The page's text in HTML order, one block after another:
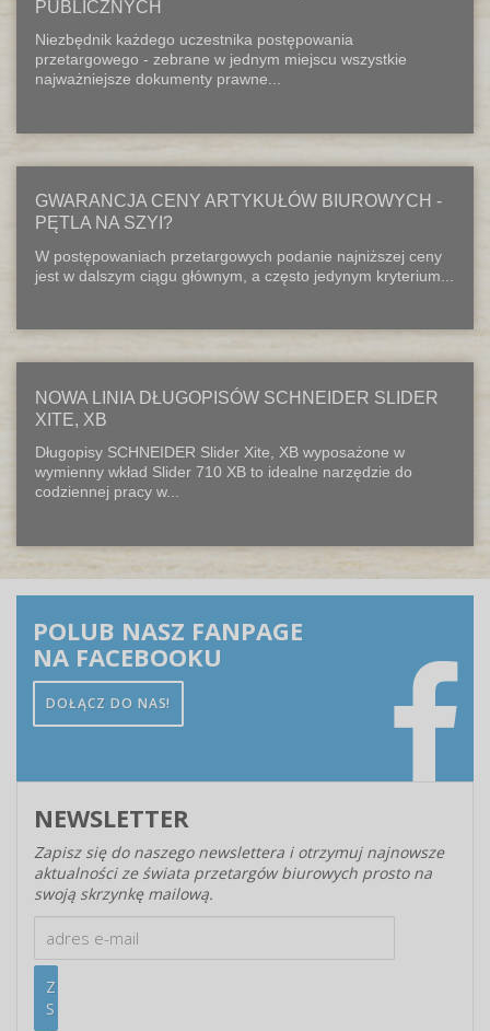
PUBLICZNYCH
Niezbędnik każdego uczestnika postępowania
przetargowego - zebrane w jednym miejscu wszystkie
najważniejsze dokumenty prawne...
GWARANCJA CENY ARTYKUŁÓW BIUROWYCH -
PĘTLA NA SZYI?
W postępowaniach przetargowych podanie najniższej ceny
jest w dalszym ciągu głównym, a często jedynym kryterium...
NOWA LINIA DŁUGOPISÓW SCHNEIDER SLIDER
XITE, XB
Długopisy SCHNEIDER Slider Xite, XB wyposażone w
wymienny wkład Slider 710 XB to idealne narzędzie do
codziennej pracy w...
POLUB NASZ FANPAGE
NA FACEBOOKU
DOŁĄCZ DO NAS!
NEWSLETTER
Zapisz się do naszego newslettera i otrzymuj najnowsze
aktualności ze świata przetargów biurowych prosto na
swoją skrzynkę mailową.